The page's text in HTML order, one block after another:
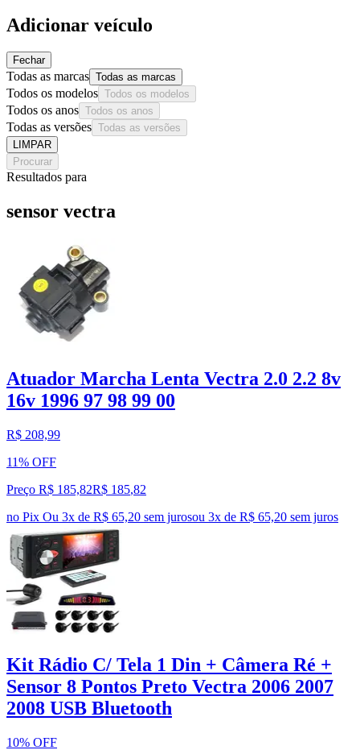
Adicionar veículo
Fechar
Todas as marcas Todas as marcas
Todos os modelos Todos os modelos
Todos os anos Todos os anos
Todas as versões Todas as versões
LIMPAR
Procurar
Resultados para
sensor vectra
Atuador Marcha Lenta Vectra 2.0 2.2 8v
16v 1996 97 98 99 00
R$ 208,99
11% OFF
Preço R$ 185,82R$ 185,82
no Pix Ou 3x de R$ 65,20 sem jurosou 3x de R$ 65,20 sem juros
Kit Rádio C/ Tela 1 Din + Câmera Ré +
Sensor 8 Pontos Preto Vectra 2006 2007
2008 USB Bluetooth
10% OFF